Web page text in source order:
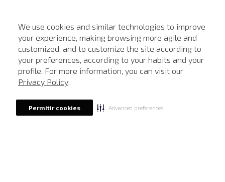
We use cookies and similar technologies to improve
your experience, making browsing more agile and
customized, and to customize the site according to
your preferences, according to your habits and your
profile. For more information, you can visit our
Privacy Policy.
Permitir cookies Advanced preferences